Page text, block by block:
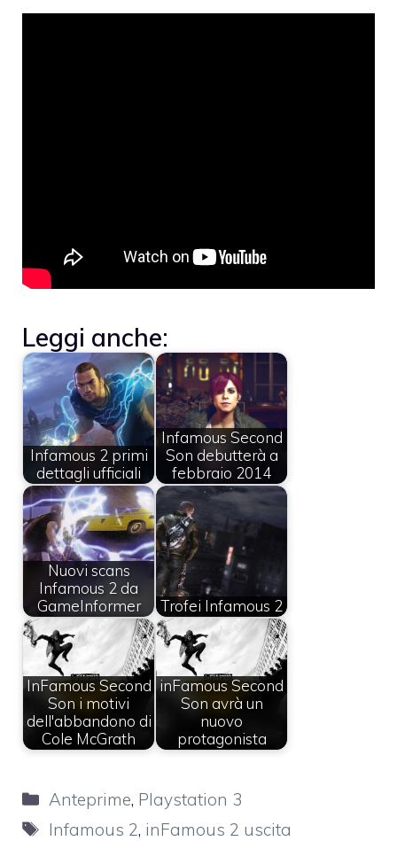
Leggi anche:
Infamous 2 primi
dettagli ufficiali
Infamous Second
Son debutterà a
febbraio 2014
Nuovi scans
Infamous 2 da
GameInformer
Trofei Infamous 2
InFamous Second
Son i motivi
dell'abbandono di
Cole McGrath
inFamous Second
Son avrà un
nuovo
protagonista
Categorie
Anteprime, Playstation 3
Tag
Infamous 2, inFamous 2 uscita